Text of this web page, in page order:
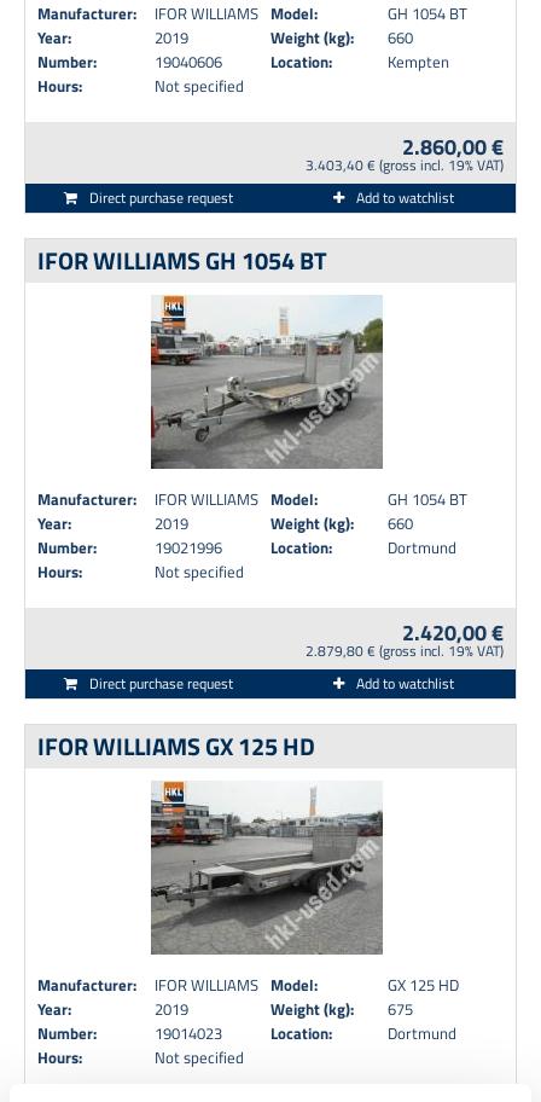
Manufacturer: IFOR WILLIAMS Model:
GH 1054 BT
Year:
2019 Weight (kg):
660
Number:
19040606 Location:
Kempten
Hours:
Not specified
2.860,00 €
3.403,40 € (gross incl. 19% VAT)
Direct purchase request
Add to watchlist
IFOR WILLIAMS GH 1054 BT
Manufacturer: IFOR WILLIAMS Model:
GH 1054 BT
Year:
2019 Weight (kg):
660
Number:
19021996 Location:
Dortmund
Hours:
Not specified
2.420,00 €
2.879,80 € (gross incl. 19% VAT)
Direct purchase request
Add to watchlist
IFOR WILLIAMS GX 125 HD
Manufacturer: IFOR WILLIAMS Model:
GX 125 HD
Year:
2019 Weight (kg):
675
Number:
19014023 Location:
Dortmund
Hours:
Not specified